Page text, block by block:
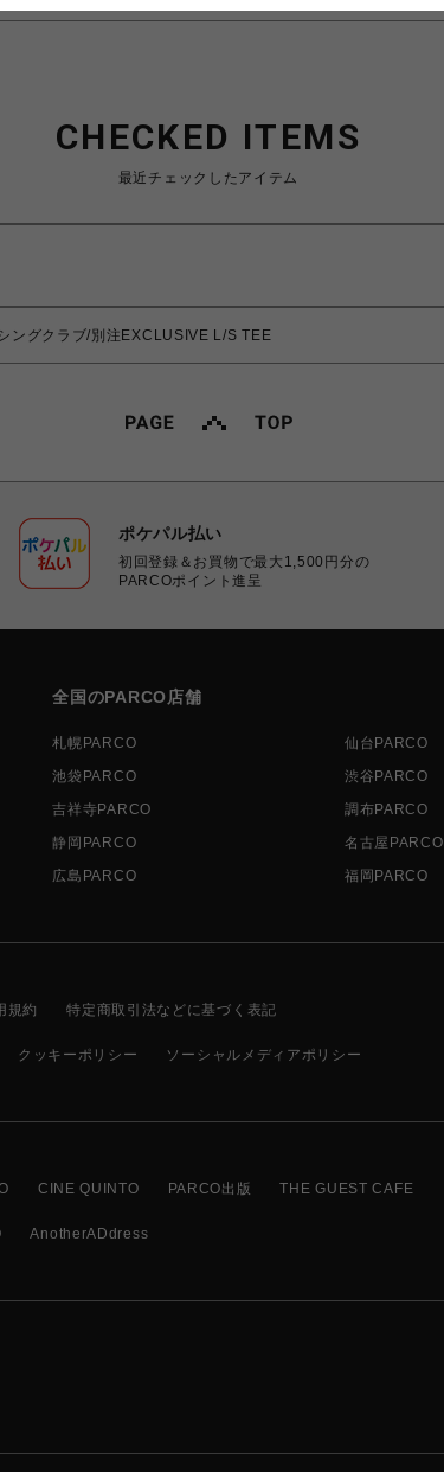
CHECKED ITEMS
最近チェックしたアイテム
ングクラブ/別注EXCLUSIVE L/S TEE
ポケパル払い
初回登録＆お買物で最大1,500円分の
PARCOポイント進呈
全国のPARCO店舗
札幌PARCO 仙台PARCO
池袋PARCO
渋谷PARCO
吉祥寺PARCO
調布PARCO
静岡PARCO
名古屋PARCO
広島PARCO
福岡PARCO
規約 特定商取引法などに基づく表記
クッキーポリシー ソーシャルメディアポリシー
CINE QUINTO PARCO出版 THE GUEST CAFE
AnotherADdress